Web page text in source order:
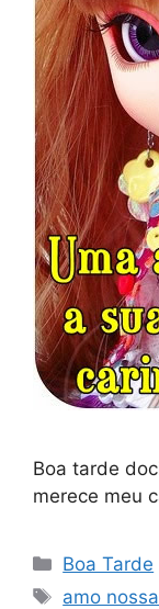
Boa tarde
merece meu
Categorias
Boa Tarde
Tags
amo